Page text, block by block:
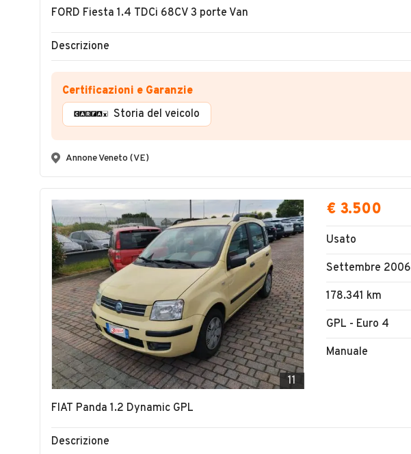
FORD Fiesta 1.4 TDCi 68CV 3 porte Van
Descrizione
Certificazioni e Garanzie
Storia del veicolo
Annone Veneto (VE)
11
FIAT Panda 1.2 Dynamic GPL
€ 3.500
Usato
Settembre 2006
178.341 km
GPL - Euro 4
Manuale
Descrizione